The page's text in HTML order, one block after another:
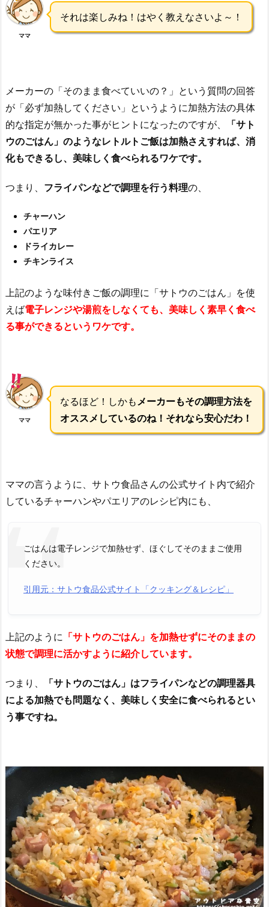
ママ
それは楽しみね！はやく教えなさいよ～！
メーカーの「そのまま食べていいの？」という質問の回答
が「必ず加熱してください」というように加熱方法の具体
的な指定が無かった事がヒントになったのですが、
「サト
ウのごはん」のようなレトルトご飯は加熱さえすれば、消
化もできるし、美味しく食べられるワケです。
つまり、 フライパンなどで調理を行う料理の、
チャーハン
パエリア
ドライカレー
チキンライス
上記のような味付きご飯の調理に「サトウのごはん」を使
えば電子レンジや湯煎をしなくても、美味しく素早く食べ
る事ができるというワケです。
ママ
なるほど！しかもメーカーもその調理方法を
オススメしているのね！それなら安心だわ！
ママの言うように、サトウ食品さんの公式サイト内で紹介
しているチャーハンやパエリアのレシピ内にも、
ごはんは電子レンジで加熱せず、ほぐしてそのままご使用
ください。
引用元：サトウ食品公式サイト「クッキング＆レシピ」
上記のように 「サトウのごはん」を加熱せずにそのままの
状態で調理に活かすように紹介しています。
つまり、
「サトウのごはん」はフライパンなどの調理器具
による加熱でも問題なく、美味しく安全に食べられるとい
う事ですね。